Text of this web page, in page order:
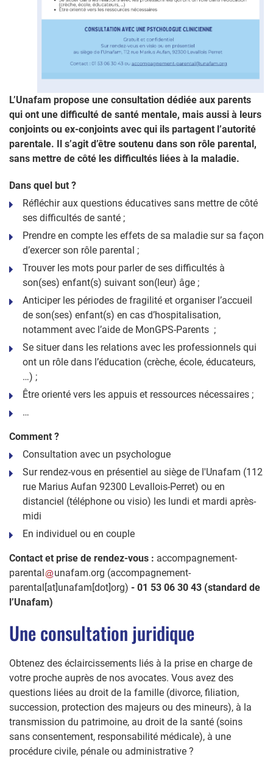
L’Unafam propose une consultation dédiée aux parents
qui ont une difficulté de santé mentale, mais aussi à leurs
conjoints ou ex-conjoints avec qui ils partagent l’autorité
parentale. Il s’agit d’être soutenu dans son rôle parental,
sans mettre de côté les difficultés liées à la maladie.
Dans quel but ?
Réfléchir aux questions éducatives sans mettre de côté
ses difficultés de santé ;
Prendre en compte les effets de sa maladie sur sa façon
d’exercer son rôle parental ;
Trouver les mots pour parler de ses difficultés à
son(ses) enfant(s) suivant son(leur) âge ;
Anticiper les périodes de fragilité et organiser l’accueil
de son(ses) enfant(s) en cas d’hospitalisation,
notamment avec l’aide de MonGPS-Parents ;
Se situer dans les relations avec les professionnels qui
ont un rôle dans l’éducation (crèche, école, éducateurs,
…) ;
Être orienté vers les appuis et ressources nécessaires ;
…
Comment ?
Consultation avec un psychologue
Sur rendez-vous en présentiel au siège de l'Unafam (112
rue Marius Aufan 92300 Levallois-Perret) ou en
distanciel (téléphone ou visio) les lundi et mardi après-
midi
En individuel ou en couple
Contact et prise de rendez-vous : accompagnement-
parental
unafam.org (accompagnement-
parental[at]unafam[dot]org) - 01 53 06 30 43 (standard de
l’Unafam)
Une consultation juridique
Obtenez des éclaircissements liés à la prise en charge de
votre proche auprès de nos avocates. Vous avez des
questions liées au droit de la famille (divorce, filiation,
succession, protection des majeurs ou des mineurs), à la
transmission du patrimoine, au droit de la santé (soins
sans consentement, responsabilité médicale), à une
procédure civile, pénale ou administrative ?